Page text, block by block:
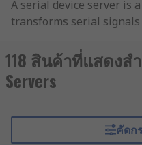
A serial device server is
transforms serial
with a USB, RS232,
interface to
network (LAN). These
physical serial ports
connect the peripheral
118 สินค้าที่แสดงส
Servers
คัดก